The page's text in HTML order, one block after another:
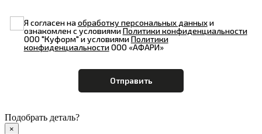
Я согласен наобработку персональных данныхи
ознакомлен с условиямиПолитики конфиденциальности
ООО "Куформ" и условиямиПолитики
конфиденциальностиООО «АФАРИ»
Подобрать деталь?
×